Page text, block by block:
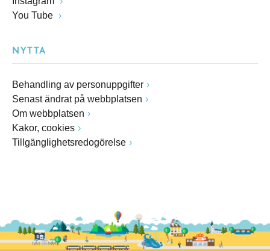
You Tube
NYTTA
Behandling av personuppgifter
Senast ändrat på webbplatsen
Om webbplatsen
Kakor, cookies
Tillgänglighetsredogörelse